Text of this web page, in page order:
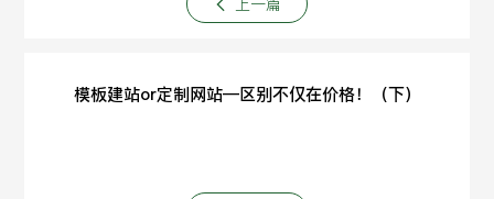
模板建站or定制网站—区别不仅在价格！（下）